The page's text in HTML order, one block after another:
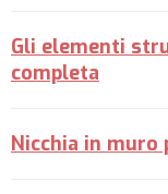
Gli elementi
completa
Nicchia in